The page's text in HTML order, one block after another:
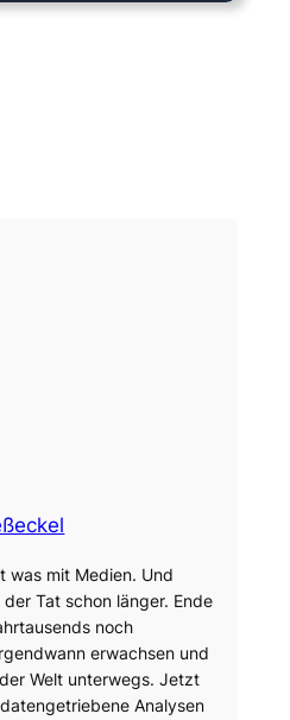
was mit Medien. Und
Tat schon länger. Ende
noch
erwachsen und
Welt unterwegs. Jetzt
Analysen